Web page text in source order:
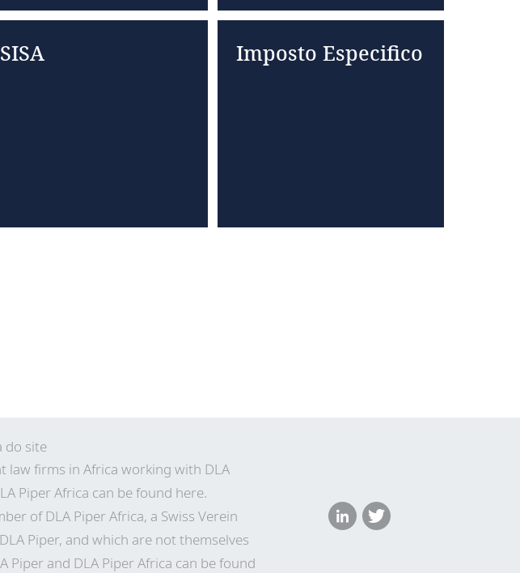
SISA Imposto Especifico
do site
law firms in Africa working with DLA
Piper Africa can befound here.
of DLA Piper Africa, a Swiss Verein
Piper, and which are not themselves
Piper and DLA Piper Africa can be found